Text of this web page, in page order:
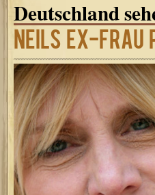
Deutschland
Neils Ex-Frau